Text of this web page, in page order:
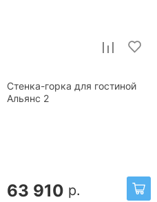
Стенка-горка для гостиной
Альянс 2
63 910 р.